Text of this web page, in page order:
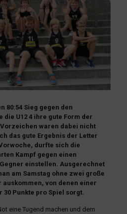
80:54 Sieg gegen den
U12 4 ihre gute Form der
Vorzeichen waren dabei nicht
das gute Ergebnis der Letter
durfte sich die
Kampf gegen einen
einstellen. Ausgerechnet
am Samstag ohne zwei große
von denen einer
Punkte pro Spiel sorgt.
eine Tugend machen und dem